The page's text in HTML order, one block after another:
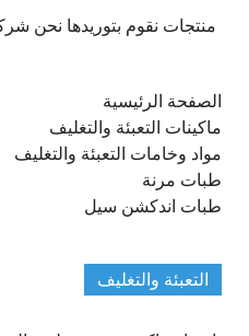
منتجات نقوم بتوريدها نحن
الصفحة الرئيسية
ماكينات التعبئة والتغليف
مواد وخامات التعبئة والتغليف
طبات مرنة
طبات اندكشن سيل
التعبئة والتغليف